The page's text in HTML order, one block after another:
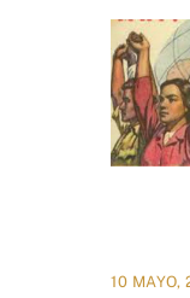
10 MAYO,